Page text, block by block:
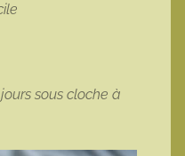
sous cloche à